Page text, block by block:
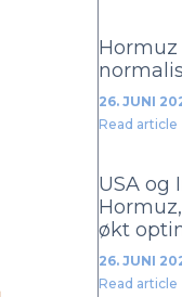
26. JUNI
Read article
USA og
økt
26. JUNI
Read article